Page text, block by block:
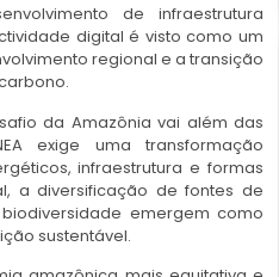
de infraestrutura
digital é visto como um
regional e a transição
da Amazônia vai além das
exige uma transformação
infraestrutura e formas
a diversificação de fontes de
emergem como
sustentável.